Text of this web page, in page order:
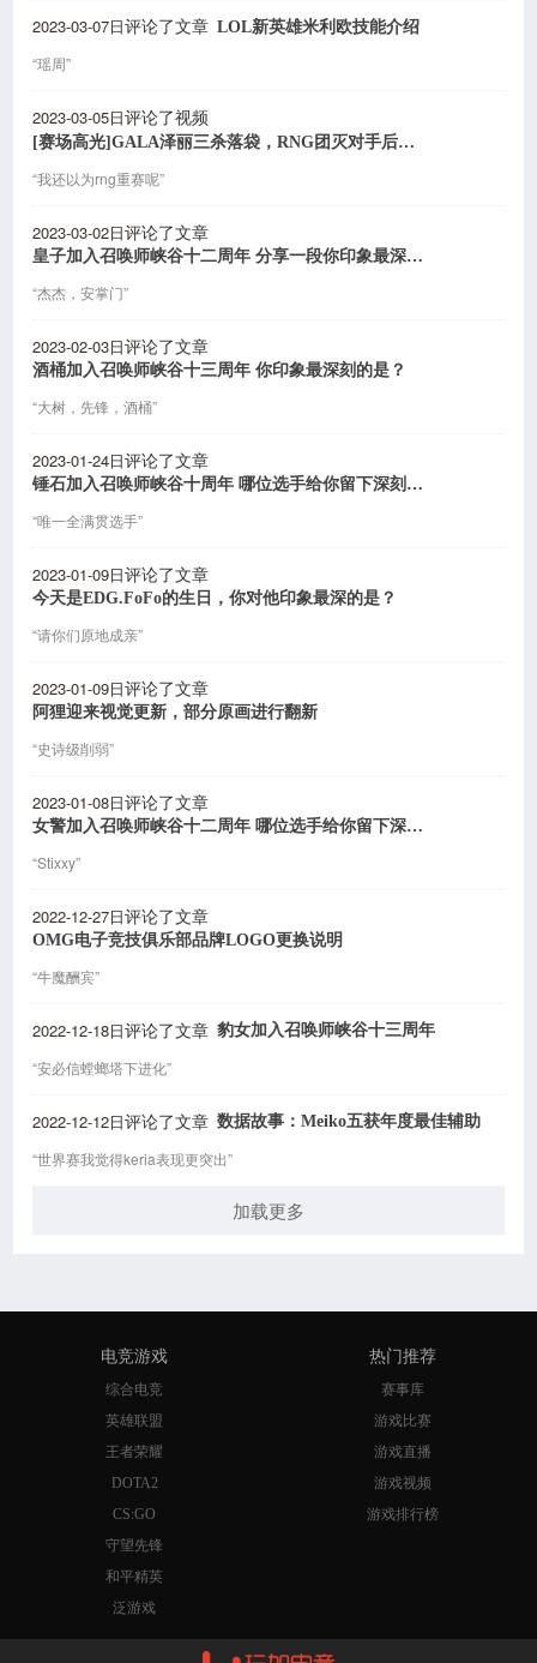
2023-03-07日评论了文章 LOL新英雄米利欧技能介绍
“瑶周”
2023-03-05日评论了视频
[赛场高光]GALA泽丽三杀落袋，RNG团灭对手后先下一城
“我还以为rng重赛呢”
2023-03-02日评论了文章
皇子加入召唤师峡谷十二周年 分享一段你印象最深的赛场记忆
“杰杰，安掌门”
2023-02-03日评论了文章
酒桶加入召唤师峡谷十三周年 你印象最深刻的是？
“大树，先锋，酒桶”
2023-01-24日评论了文章
锤石加入召唤师峡谷十周年 哪位选手给你留下深刻印象？
“唯一全满贯选手”
2023-01-09日评论了文章
今天是EDG.FoFo的生日，你对他印象最深的是？
“请你们原地成亲”
2023-01-09日评论了文章
阿狸迎来视觉更新，部分原画进行翻新
“史诗级削弱”
2023-01-08日评论了文章
女警加入召唤师峡谷十二周年 哪位选手给你留下深刻印象
“Stixxy”
2022-12-27日评论了文章
OMG电子竞技俱乐部品牌LOGO更换说明
“牛魔酬宾”
2022-12-18日评论了文章 豹女加入召唤师峡谷十三周年
“安必信螳螂塔下进化”
2022-12-12日评论了文章 数据故事：Meiko五获年度最佳辅助
“世界赛我觉得keria表现更突出”
加载更多
电竞游戏
综合电竞
英雄联盟
王者荣耀
DOTA2
CS:GO
守望先锋
和平精英
泛游戏
热门推荐
赛事库
游戏比赛
游戏直播
游戏视频
游戏排行榜